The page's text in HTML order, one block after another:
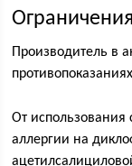
Производитель в
От использования
аллергии на